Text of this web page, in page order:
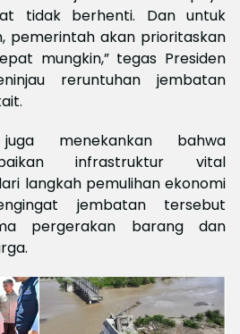
tidak berhenti. Dan untuk
pemerintah akan prioritaskan
mungkin,” tegas Presiden
reruntuhan jembatan
menekankan bahwa
infrastruktur vital
langkah pemulihan ekonomi
jembatan tersebut
pergerakan barang dan